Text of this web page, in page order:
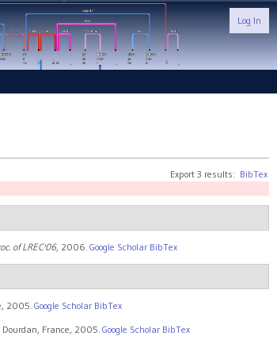
Log In
Export 3 results: BibTex
of LREC'06, 2006. Google Scholar BibTex
2005. Google Scholar BibTex
Dourdan, France, 2005. Google Scholar BibTex